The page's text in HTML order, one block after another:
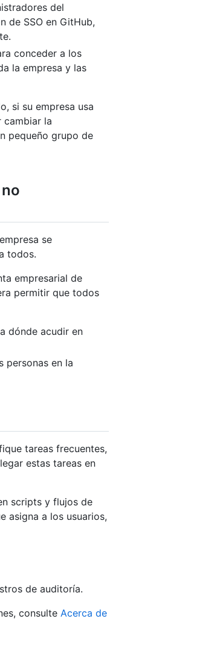
del
de SSO en GitHub,
conceder a los
la empresa y las
si su empresa usa
cambiar la
pequeño grupo de
se
todos.
empresarial de
permitir que todos
dónde acudir en
personas en la
tareas frecuentes,
estas tareas en
scripts y flujos de
asigna a los usuarios,
de auditoría.
consulte Acerca de